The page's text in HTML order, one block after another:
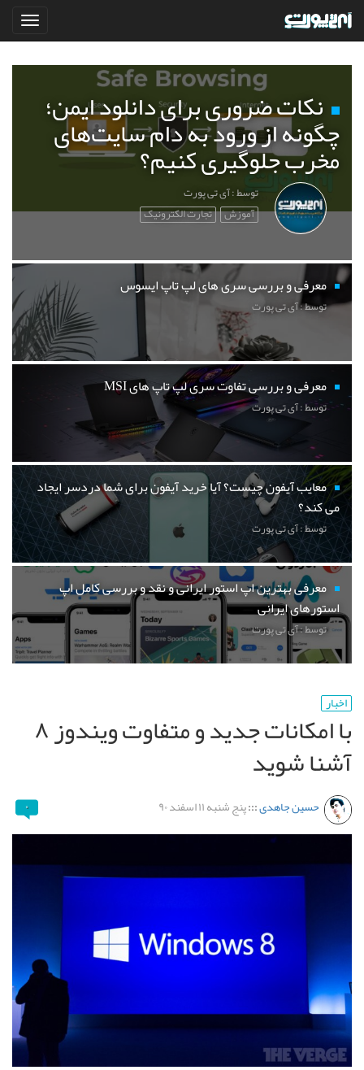
نکات ضروری برای دانلود ایمن؛
چگونه از ورود به دام سایت‌های
مخرب جلوگیری کنیم؟
توسط : آی تی پورت
آموزش تجارت الکترونیک
معرفی و بررسی سری های لپ تاپ ایسوس
توسط : آی تی پورت
معرفی و بررسی تفاوت سری لپ تاپ های MSI
توسط : آی تی پورت
معایب آیفون چیست؟ آیا خرید آیفون برای شما دردسر ایجاد
می کند؟
توسط : آی تی پورت
معرفی بهترین اپ استور ایرانی و نقد و بررسی کامل اپ
استورهای ایرانی
توسط : آی تی پورت
اخبار
با امکانات جدید و متفاوت ویندوز ۸
آشنا شوید
حسین جاهدی:::پنج شنبه ۱۱ اسفند ۹۰ ۰